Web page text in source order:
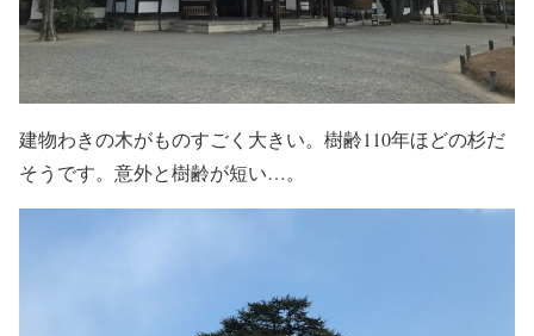
建物わきの木がものすごく大きい。樹齢110年ほどの杉だ
そうです。意外と樹齢が短い…。